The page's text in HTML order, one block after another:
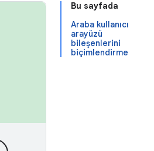
Bu sayfada
Araba kullanıcı
arayüzü
bileşenlerini
biçimlendirme